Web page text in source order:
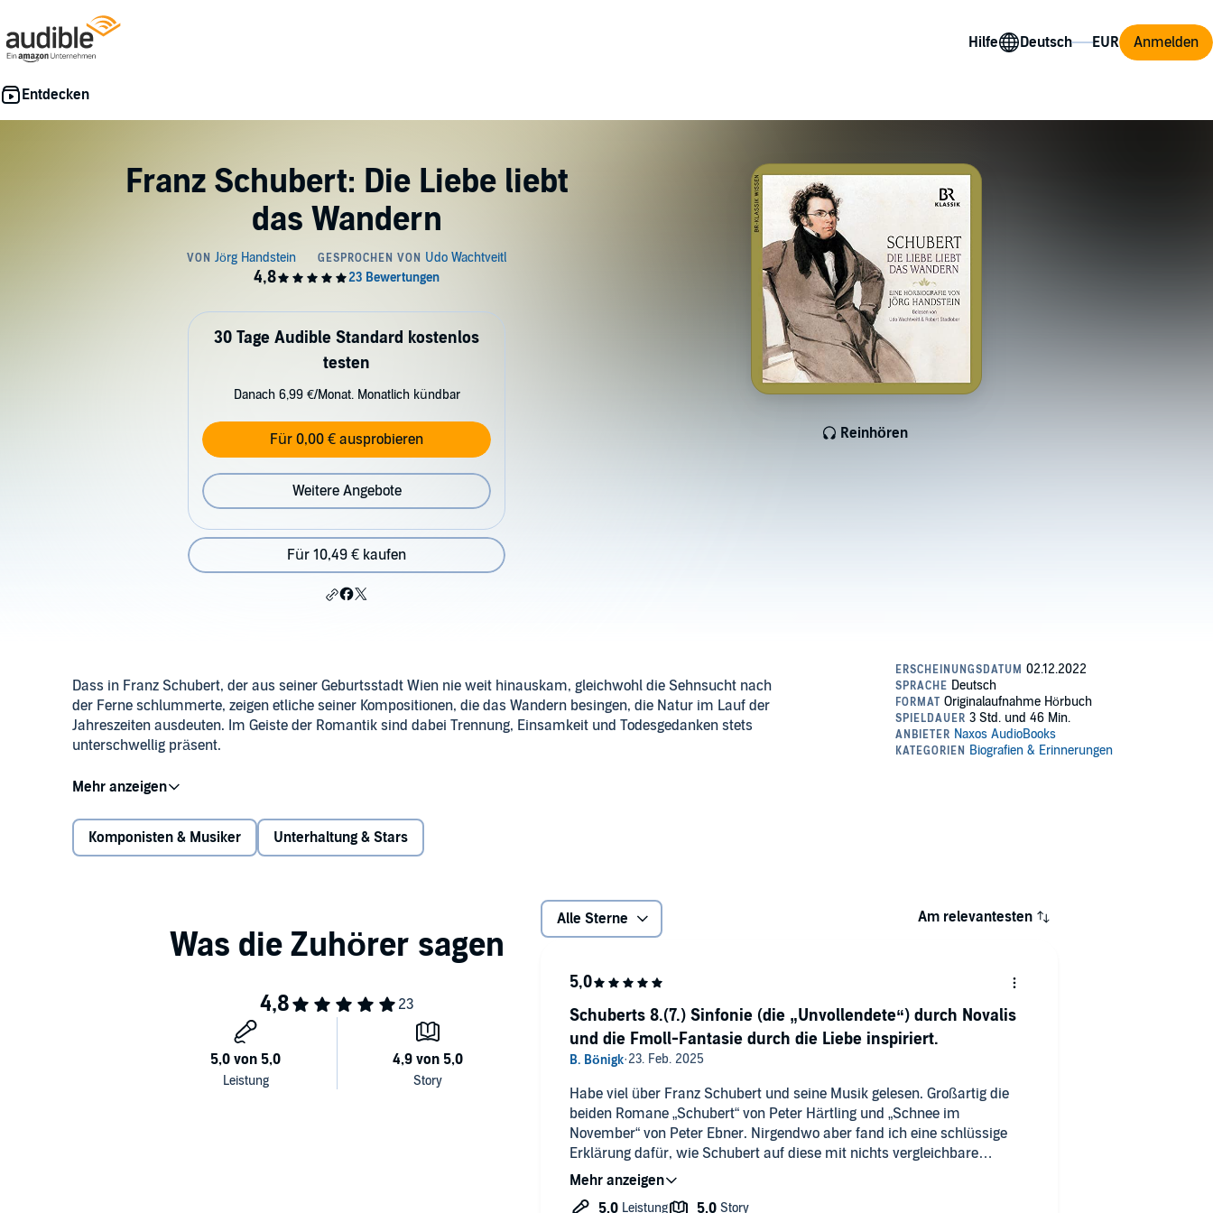
Hilfe Anmelden
Franz Schubert: Die Liebe liebt
das Wandern
Reinhören
30 Tage Audible Standard kostenlos
testen
Danach 6,99 €/Monat. Monatlich kündbar
Für 0,00 € ausprobieren
Weitere Angebote
Für 10,49 € kaufen
Dass in Franz Schubert, der aus seiner Geburtsstadt Wien nie weit hinauskam, gleichwohl die Sehnsucht nach
der Ferne schlummerte, zeigen etliche seiner Kompositionen, die das Wandern besingen, die Natur im Lauf der
Jahreszeiten ausdeuten. Im Geiste der Romantik sind dabei Trennung, Einsamkeit und Todesgedanken stets
unterschwellig präsent.
©2020 Jörg Handstein (P)2022 BRmedia Service GmbH
Komponisten & Musiker Unterhaltung & Stars
Alle Sterne Am relevantesten
Habe viel über Franz Schubert und seine Musik gelesen. Großartig die
beiden Romane „Schubert“ von Peter Härtling und „Schnee im
November“ von Peter Ebner. Nirgendwo aber fand ich eine schlüssige
Erklärung dafür, wie Schubert auf diese mit nichts vergleichbare
Tonsetzung seiner unvollendeten Sinfonie kam. Kein Weg führt von
Haydn oder Beethoven dorthin. Erst der hier gefundene Hinweis, dass
Schuberts 8.(7.) Sinfonie (die „Unvollendete“) durch Novalis
und die Fmoll-Fantasie durch die Liebe inspiriert.